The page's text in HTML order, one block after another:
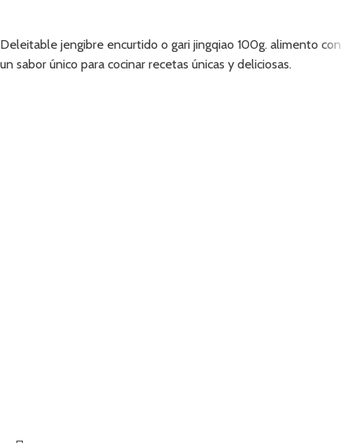
Deleitable jengibre encurtido o gari jingqiao 100g. alimento con
un sabor único para cocinar recetas únicas y deliciosas.